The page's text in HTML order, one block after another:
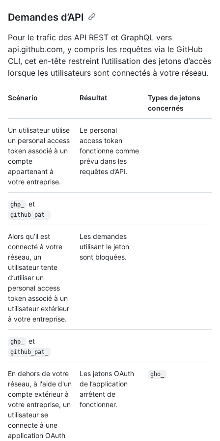
Demandes d’API
Pour le trafic des API REST et GraphQL vers
api.github.com, y compris les requêtes via le GitHub
CLI, cet en-tête restreint l’utilisation des jetons d’accès
lorsque les utilisateurs sont connectés à votre réseau.
Scénario Résultat
Types de jetons
concernés
Un utilisateur utilise
un personal access
token associé à un
compte
appartenant à
votre entreprise.
Le personal
access token
fonctionne comme
prévu dans les
requêtes d’API.
ghp_ et
github_pat_
Alors qu’il est
connecté à votre
réseau, un
utilisateur tente
d’utiliser un
personal access
token associé à un
utilisateur extérieur
à votre entreprise.
Les demandes
utilisant le jeton
sont bloquées.
ghp_ et
github_pat_
En dehors de votre
réseau, à l'aide d'un
compte extérieur à
votre entreprise, un
utilisateur se
connecte à une
application OAuth
Les jetons OAuth
de l’application
arrêtent de
fonctionner.
gho_